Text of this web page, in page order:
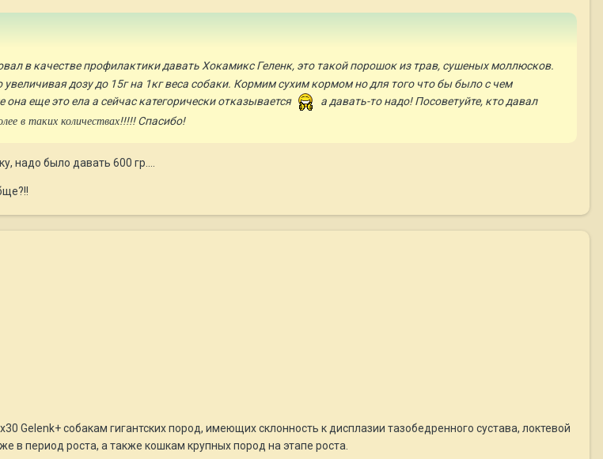
в качестве профилактики давать Хокамикс Геленк, это такой порошок из трав, сушеных моллюсков.
увеличивая дозу до 15г на 1кг веса собаки. Кормим сухим кормом но для того что бы было с чем
еще это ела а сейчас категорически отказывается
а давать-то надо! Посоветуйте, кто давал
в таких количествах!!!!! Спасибо!
надо было давать 600 гр....
Gelenk+ собакам гигантских пород, имеющих склонность к дисплазии тазобедренного сустава, локтевой
в период роста, а также кошкам крупных пород на этапе роста.